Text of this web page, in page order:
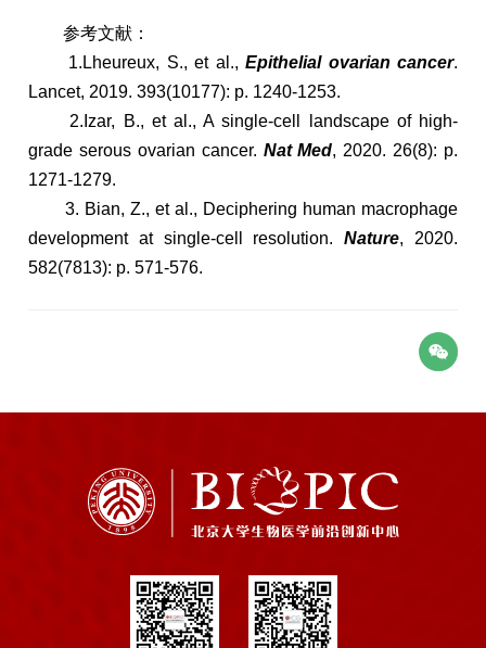
参考文献：
1.Lheureux, S., et al., Epithelial ovarian cancer.
Lancet, 2019. 393(10177): p. 1240-1253.
2.Izar, B., et al., A single-cell landscape of high-
grade serous ovarian cancer. Nat Med, 2020. 26(8): p.
1271-1279.
3. Bian, Z., et al., Deciphering human macrophage
development at single-cell resolution.Nature, 2020.
582(7813): p. 571-576.